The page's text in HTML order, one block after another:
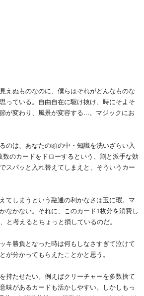
えぬものなのに、僕らはそれがどんなものな
っている。自由自在に駆け抜け、時にそよそ
が変わり、風景が変容する...。マジックにお
のは、あなたの頭の中・知識を洗いざらい入
のカードをドローするという、割と派手な効
スパッと入れ替えてしまえと、そういうカー
てしまうという融通の利かなさは玉に瑕。マ
なかない。それに、このカード1枚分を消費し
考えるとちょっと損しているのだ。
キ勝負となった時は何もしなさすぎて泣けて
分かってもらえたことかと思う。
持たせたい。例えばクリーチャーを多数捨て
味があるカードも活かしやすい。しかしもっ